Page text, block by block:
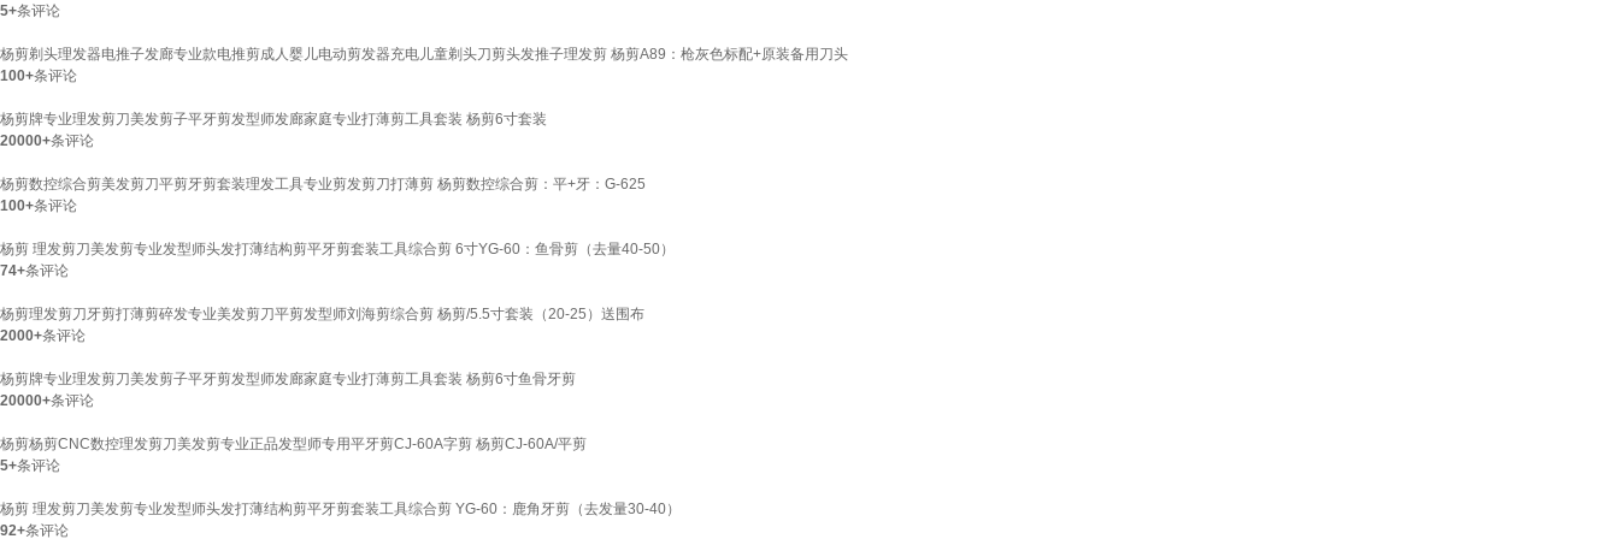
5+条评论
杨剪剃头理发器电推子发廊专业款电推剪成人婴儿电动剪发器充电儿童剃头刀剪头发推子理发剪 杨剪A89：枪灰色标配+原装备用刀头
100+条评论
杨剪牌专业理发剪刀美发剪子平牙剪发型师发廊家庭专业打薄剪工具套装 杨剪6寸套装
20000+条评论
杨剪数控综合剪美发剪刀平剪牙剪套装理发工具专业剪发剪刀打薄剪 杨剪数控综合剪：平+牙：G-625
100+条评论
杨剪 理发剪刀美发剪专业发型师头发打薄结构剪平牙剪套装工具综合剪 6寸YG-60：鱼骨剪（去量40-50）
74+条评论
杨剪理发剪刀牙剪打薄剪碎发专业美发剪刀平剪发型师刘海剪综合剪 杨剪/5.5寸套装（20-25）送围布
2000+条评论
杨剪牌专业理发剪刀美发剪子平牙剪发型师发廊家庭专业打薄剪工具套装 杨剪6寸鱼骨牙剪
20000+条评论
杨剪杨剪CNC数控理发剪刀美发剪专业正品发型师专用平牙剪CJ-60A字剪 杨剪CJ-60A/平剪
5+条评论
杨剪 理发剪刀美发剪专业发型师头发打薄结构剪平牙剪套装工具综合剪 YG-60：鹿角牙剪（去发量30-40）
92+条评论